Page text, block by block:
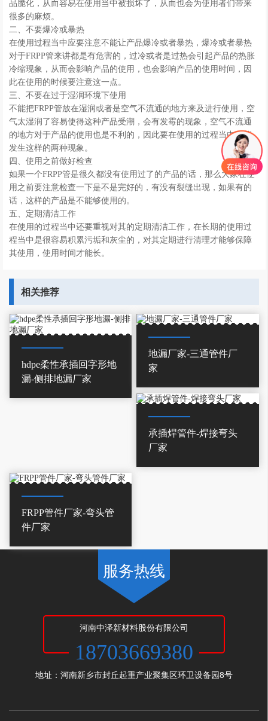
品脆化，从而容易在使用当中被损坏了，从而也会为使用者们带来
很多的麻烦。
二、不要爆冷或暴热
在使用过程当中应要注意不能让产品爆冷或者暴热，爆冷或者暴热
对于FRPP管来讲都是有危害的，过冷或者是过热会引起产品的热胀
冷缩现象，从而会影响产品的使用，也会影响产品的使用时间，因
此在使用的时候要注意这一点。
三、不要在过于湿润环境下使用
不能把FRPP管放在湿润或者是空气不流通的地方来及进行使用，空
气太湿润了容易使得这种产品受潮，会有发霉的现象，空气不流通
的地方对于产品的使用也是不利的，因此要在使用的过程当中不能
发生这样的两种现象。
四、使用之前做好检查
如果一个FRPP管是很久都没有使用过了的产品的话，那么大家在使
用之前要注意检查一下是不是完好的，有没有裂缝出现，如果有的
话，这样的产品是不能够使用的。
五、定期清洁工作
在使用的过程当中还要重视对其的定期清洁工作，在长期的使用过
程当中是很容易积累污垢和灰尘的，对其定期进行清理才能够保障
其使用，使用时间才能长。
相关推荐
hdpe柔性承插回字形地
漏-侧排地漏厂家
地漏厂家-三通管件厂
家
承插焊管件-焊接弯头
厂家
FRPP管件厂家-弯头管
件厂家
服务热线
河南中泽新材料股份有限公司
18703669380
地址：河南新乡市封丘起重产业聚集区环卫设备园8号